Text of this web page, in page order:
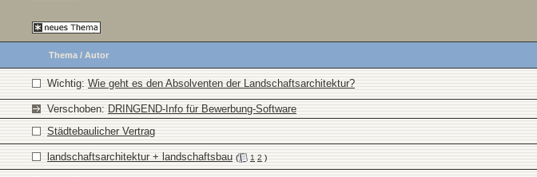
Thema / Autor
Wichtig: Wie geht es den Absolventen der Landschaftsarchitektur?
Verschoben: DRINGEND-Info für Bewerbung-Software
Städtebaulicher Vertrag
landschaftsarchitektur + landschaftsbau ( 1 2 )